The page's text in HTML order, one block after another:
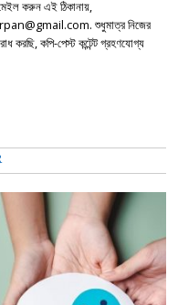
করুন এই ঠিকানায়,
শুধুমাত্র নিজের
করছি, কপি-পেস্ট কন্টেন্ট গ্রহণযোগ্য